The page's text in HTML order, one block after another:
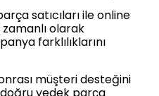
satıcıları ile online
olarak
farklılıklarını
müşteri desteğini